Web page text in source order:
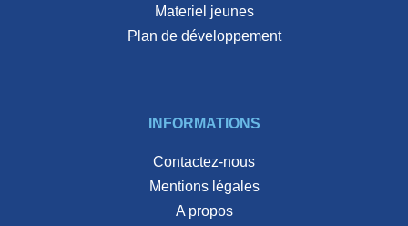
materiel jeunes
plan de développement
INFORMATIONS
Contactez-nous
Mentions légales
A propos